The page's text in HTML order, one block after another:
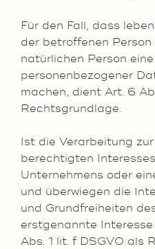
Für den Fall, dass
der betroffenen
natürlichen Person
personenbezogener
machen, dient Art. 6
Rechtsgrundlage.
Ist die Verarbeitung
berechtigten
Unternehmens oder
und überwiegen die
und Grundfreiheiten
erstgenannte
Abs. 1 lit. f DSGVO als